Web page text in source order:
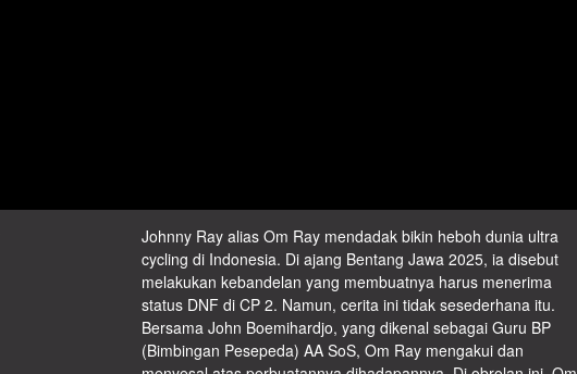
Johnny Ray alias Om Ray mendadak bikin heboh dunia ultra
cycling di Indonesia. Di ajang Bentang Jawa 2025, ia disebut
melakukan kebandelan yang membuatnya harus menerima
status DNF di CP 2. Namun, cerita ini tidak sesederhana itu.
Bersama John Boemihardjo, yang dikenal sebagai Guru BP
(Bimbingan Pesepeda) AA SoS, Om Ray mengakui dan